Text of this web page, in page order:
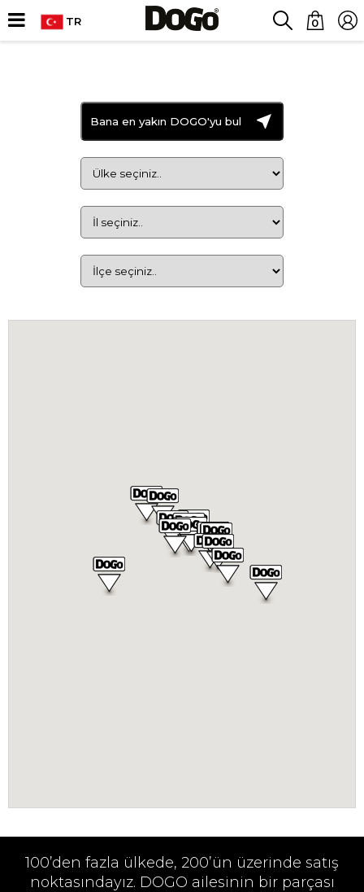
TR 0
Bana en yakın DOGO'yu bul
100’den fazla ülkede, 200’ün üzerinde satış
noktasındayız. DOGO ailesinin bir parçası